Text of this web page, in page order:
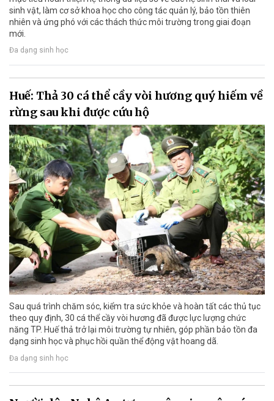
sinh vật, làm cơ sở khoa học cho công tác quản lý, bảo tồn thiên
nhiên và ứng phó với các thách thức môi trường trong giai đoạn
mới.
Đa dạng sinh học
Huế: Thả 30 cá thể cầy vòi hương quý hiếm về
rừng sau khi được cứu hộ
Sau quá trình chăm sóc, kiểm tra sức khỏe và hoàn tất các thủ tục
theo quy định, 30 cá thể cầy vòi hương đã được lực lượng chức
năng TP. Huế thả trở lại môi trường tự nhiên, góp phần bảo tồn đa
dạng sinh học và phục hồi quần thể động vật hoang dã.
Đa dạng sinh học